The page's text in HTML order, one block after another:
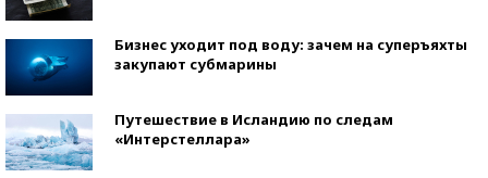
Бизнес уходит под воду: зачем на суперъяхты
закупают субмарины
Путешествие в Исландию по следам
«Интерстеллара»